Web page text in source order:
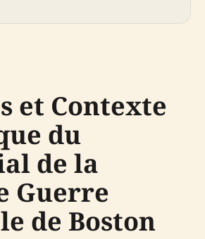
et Contexte
du
de la
Guerre
de Boston